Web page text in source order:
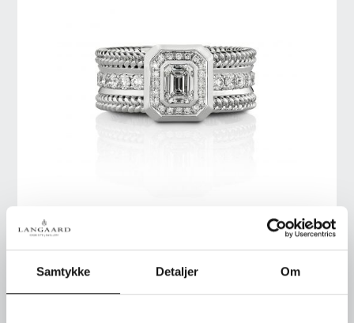
Samtykke Detaljer Om
smal i 18kt. hvitt gull